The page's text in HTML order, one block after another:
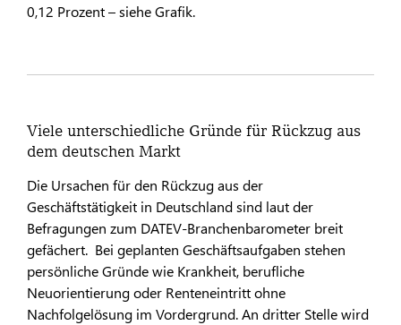
0,12 Prozent – siehe Grafik.
Viele unterschiedliche Gründe für Rückzug aus
dem deutschen Markt
Die Ursachen für den Rückzug aus der
Geschäftstätigkeit in Deutschland sind laut der
Befragungen zum DATEV-Branchenbarometer breit
gefächert. Bei geplanten Geschäftsaufgaben stehen
persönliche Gründe wie Krankheit, berufliche
Neuorientierung oder Renteneintritt ohne
Nachfolgelösung im Vordergrund. An dritter Stelle wird